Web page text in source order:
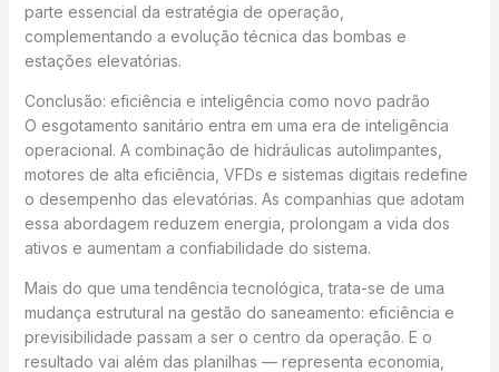
parte essencial da estratégia de operação,
complementando a evolução técnica das bombas e
estações elevatórias.
Conclusão: eficiência e inteligência como novo padrão
O esgotamento sanitário entra em uma era de inteligência
operacional. A combinação de hidráulicas autolimpantes,
motores de alta eficiência, VFDs e sistemas digitais redefine
o desempenho das elevatórias. As companhias que adotam
essa abordagem reduzem energia, prolongam a vida dos
ativos e aumentam a confiabilidade do sistema.
Mais do que uma tendência tecnológica, trata-se de uma
mudança estrutural na gestão do saneamento: eficiência e
previsibilidade passam a ser o centro da operação. E o
resultado vai além das planilhas — representa economia,